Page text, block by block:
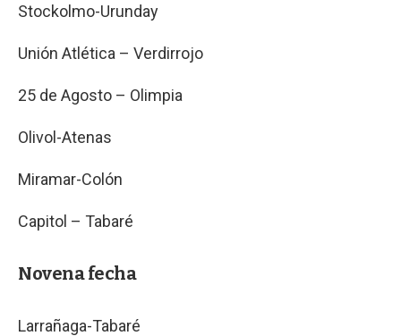
Stockolmo-Urunday
Unión Atlética – Verdirrojo
25 de Agosto – Olimpia
Olivol-Atenas
Miramar-Colón
Capitol – Tabaré
Novena fecha
Larrañaga-Tabaré